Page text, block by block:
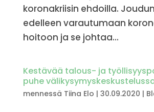
koronakriisin ehdoilla.
edelleen varautumaan
hoitoon ja se johtaa...
Kestävää talous- ja
puhe
mennessä Tiina Elo | 30.09.2020 |